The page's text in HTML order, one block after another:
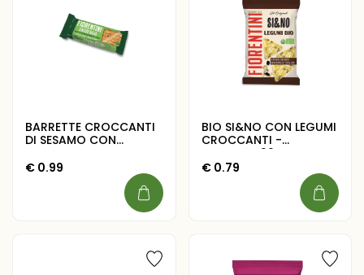
BARRETTE CROCCANTI
DI SESAMO CON
33G
€ 0.99
BIO SI&NO CON LEGUMI
CROCCANTI -
MINIPACK 20G
€0.79